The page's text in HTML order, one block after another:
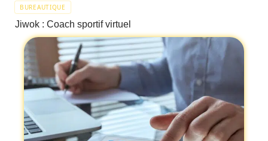
BUREAUTIQUE
Jiwok : Coach sportif virtuel